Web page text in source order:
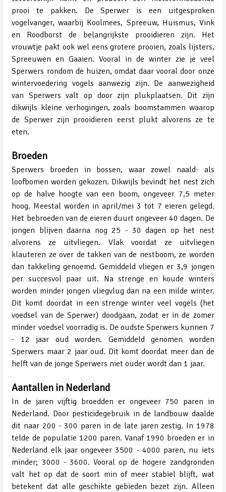
prooi te pakken. De Sperwer is een uitgesproken
vogelvanger, waarbij Koolmees, Spreeuw, Huismus, Vink
en Roodborst de belangrijkste prooidieren zijn. Het
vrouwtje pakt ook wel eens grotere prooien, zoals lijsters,
Spreeuwen en Gaaien. Vooral in de winter zie je veel
Sperwers rondom de huizen, omdat daar vooral door onze
wintervoedering vogels aanwezig zijn. De aanwezigheid
van Sperwers valt op door zijn plukplaatsen. Dit zijn
dikwijls kleine verhogingen, zoals boomstammen waarop
de Sperwer zijn prooidieren eerst plukt alvorens ze te
eten.
Broeden
Sperwers broeden in bossen, waar zowel naald- als
loofbomen worden gekozen. Dikwijls bevindt het nest zich
op de halve hoogte van een boom, ongeveer 7,5 meter
hoog. Meestal worden in april/mei 3 tot 7 eieren gelegd.
Het bebroeden van de eieren duurt ongeveer 40 dagen. De
jongen blijven daarna nog 25 - 30 dagen op het nest
alvorens ze uitvliegen. Vlak voordat ze uitvliegen
klauteren ze over de takken van de nestboom, ze worden
dan takkeling genoemd. Gemiddeld vliegen er 3,9 jongen
per succesvol paar uit. Na strenge en koude winters
worden minder jongen vliegvlug dan na een milde winter.
Dit komt doordat in een strenge winter veel vogels (het
voedsel van de Sperwer) doodgaan, zodat er in de zomer
minder voedsel voorradig is. De oudste Sperwers kunnen 7
- 12 jaar oud worden. Gemiddeld genomen worden
Sperwers maar 2 jaar oud. Dit komt doordat meer dan de
helft van de jonge Sperwers niet ouder wordt dan 1 jaar.
Aantallen in Nederland
In de jaren vijftig broedden er ongeveer 750 paren in
Nederland. Door pesticidegebruik in de landbouw daalde
dit naar 200 - 300 paren in de late jaren zestig. In 1978
telde de populatie 1200 paren. Vanaf 1990 broeden er in
Nederland elk jaar ongeveer 3500 - 4000 paren, nu iets
minder; 3000 - 3600. Vooral op de hogere zandgronden
valt het op dat de soort min of meer stabiel blijft, wat
betekent dat alle geschikte gebieden bezet zijn. Alleen